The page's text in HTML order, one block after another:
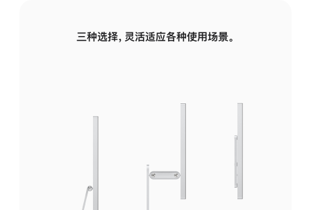
三种选择，灵活适应各种使用场景。